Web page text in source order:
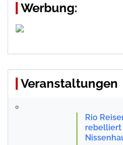
Werbung:
Veranstaltungen
Rio
rebelliert